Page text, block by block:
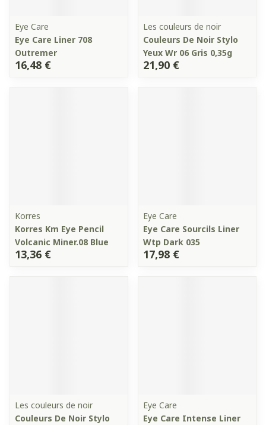
Eye Care
Eye Care Liner 708
Outremer
16,48 €
Les couleurs de noir
Couleurs De Noir Stylo
Yeux Wr 06 Gris 0,35g
21,90 €
Korres
Korres Km Eye Pencil
Volcanic Miner.08 Blue
13,36 €
Eye Care
Eye Care Sourcils Liner
Wtp Dark 035
17,98 €
Les couleurs de noir
Couleurs De Noir Stylo
Eye Care
Eye Care Intense Liner